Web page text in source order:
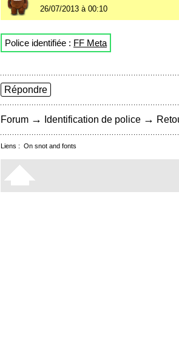
26/07/2013 à 00:10
Police identifiée : FF Meta
Répondre
Forum → Identification de police →
Liens : On snot and fonts